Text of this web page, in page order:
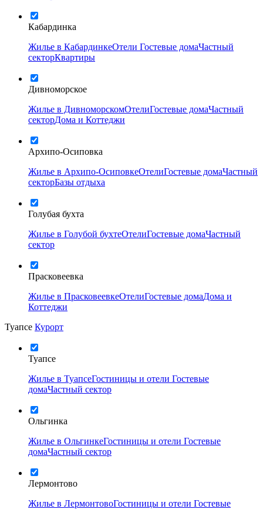
Кабардинка
Жилье в КабардинкеОтели Гостевые домаЧастный
секторКвартиры
Дивноморское
Жилье в ДивноморскомОтелиГостевые домаЧастный
секторДома и Коттеджи
Архипо-Осиповка
Жилье в Архипо-ОсиповкеОтелиГостевые домаЧастный
секторБазы отдыха
Голубая бухта
Жилье в Голубой бухтеОтелиГостевые домаЧастный
сектор
Прасковеевка
Жилье в ПрасковеевкеОтелиГостевые домаДома и
Коттеджи
Туапсе Курорт
Туапсе
Жилье в ТуапсеГостиницы и отели Гостевые
домаЧастный сектор
Ольгинка
Жилье в ОльгинкеГостиницы и отели Гостевые
домаЧастный сектор
Лермонтово
Жилье в ЛермонтовоГостиницы и отели Гостевые